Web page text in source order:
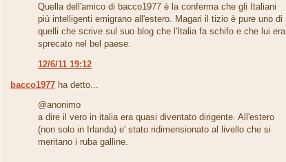
Quella dell'amico di bacco1977 è la conferma che gli Italiani
più intelligenti emigrano all'estero. Magari il tizio è pure uno di
quelli che scrive sul suo blog che l'Italia fa schifo e che lui era
sprecato nel bel paese.
12/6/11 19:12
bacco1977 ha detto...
@anonimo
a dire il vero in italia era quasi diventato dirigente. All'estero
(non solo in Irlanda) e' stato ridimensionato al livello che si
meritano i ruba galline.